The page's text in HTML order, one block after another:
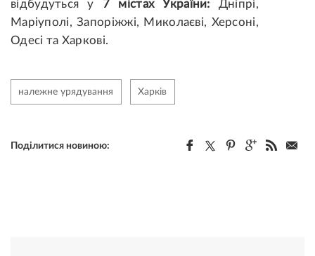
відбудуться у 7 містах України: Дніпрі,
Маріуполі, Запоріжжі, Миколаєві, Херсоні,
Одесі та Харкові.
належне урядування Харків
Поділитися новиною: